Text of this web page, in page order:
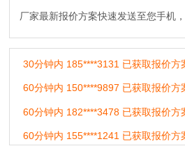
厂家最新报价方案快速发送至您手机
30分钟内 153****6879 已获取报价方
30分钟内 185****3131 已获取报价方
60分钟内 150****9897 已获取报价方
60分钟内 182****3478 已获取报价方
60分钟内 155****1241 已获取报价方
24小时内 189****5201 已获取报价方